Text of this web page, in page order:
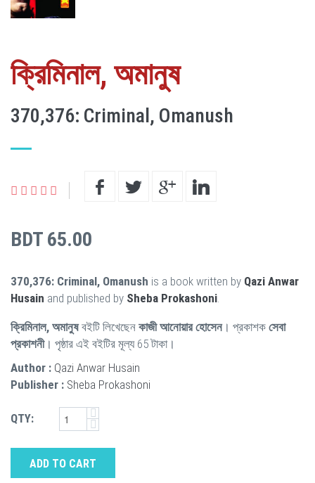
ক্রিমিনাল, অমানুষ
370,376: Criminal, Omanush
BDT 65.00
370,376: Criminal, Omanush is a book written by Qazi Anwar
Husain and published by Sheba Prokashoni
ক্রিমিনাল, অমানুষবইটি লিখেছেন কাজী আনোয়ার হোসেন। প্রকাশক সেবা
প্রকাশনী। পৃষ্ঠার এই বইটির মূল্য 65 টাকা।
Author : Qazi Anwar Husain
Publisher : Sheba Prokashoni
QTY:
ADD TO CART